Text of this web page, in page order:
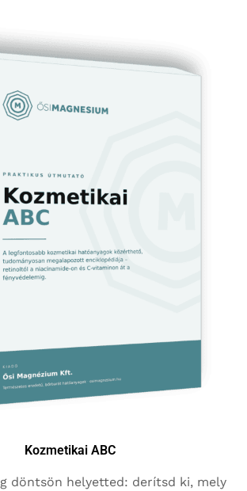
Kozmetikai ABC
döntsön helyetted: derítsd ki, mely